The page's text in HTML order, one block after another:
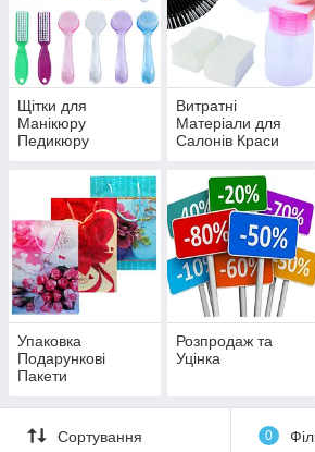
Щітки для
Манікюру
Педикюру
Витратні
Матеріали для
Салонів Краси
Упаковка
Подарункові
Пакети
Розпродаж та
Уцінка
Сортування 0